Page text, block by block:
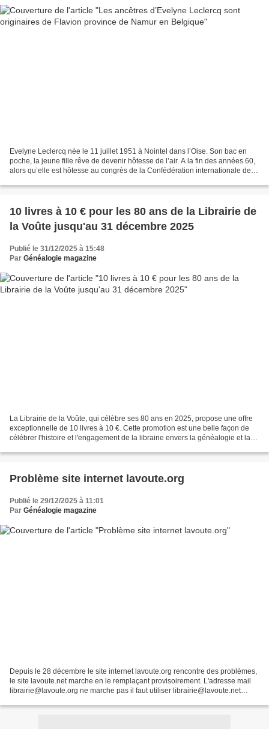
Evelyne Leclercq née le 11 juillet 1951 à Nointel dans l’Oise. Son bac en
poche, la jeune fille rêve de devenir hôtesse de l’air. A la fin des années 60,
alors qu’elle est hôtesse au congrès de la Confédération internationale des
10 livres à 10 € pour les 80 ans de la Librairie de
la Voûte jusqu'au 31 décembre 2025
Publié le 31/12/2025 à 15:48
Par Généalogie magazine
La Librairie de la Voûte, qui célèbre ses 80 ans en 2025, propose une offre
exceptionnelle de 10 livres à 10 €. Cette promotion est une belle façon de
célébrer l'histoire et l'engagement de la librairie envers la généalogie et la
Problème site internet lavoute.org
Publié le 29/12/2025 à 11:01
Par Généalogie magazine
Depuis le 28 décembre le site internet lavoute.org rencontre des problèmes,
le site lavoute.net marche en le remplaçant provisoirement. L'adresse mail
librairie@lavoute.org ne marche pas il faut utiliser librairie@lavoute.net